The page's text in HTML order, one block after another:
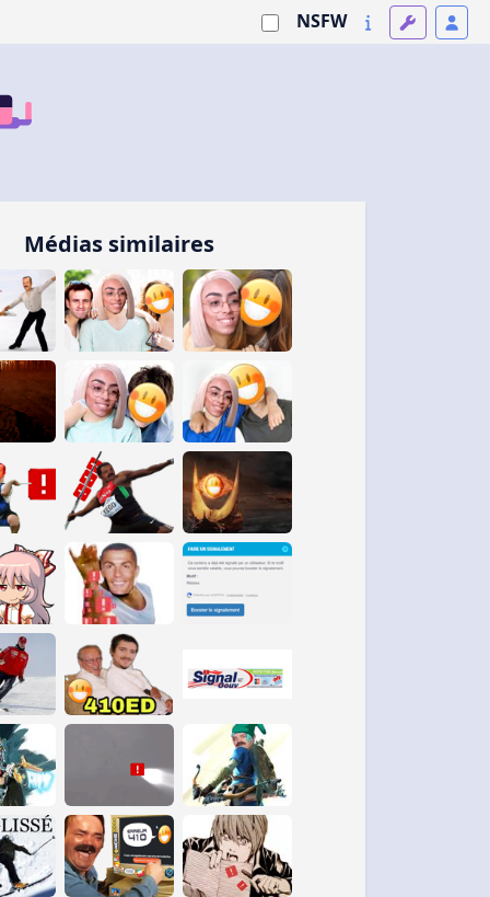
NSFW
Médias similaires